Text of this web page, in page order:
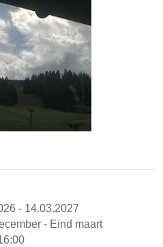
- 14.03.2027
- Eind maart